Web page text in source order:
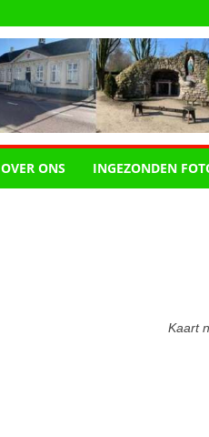
OVER ONS INGEZONDEN
Kaart